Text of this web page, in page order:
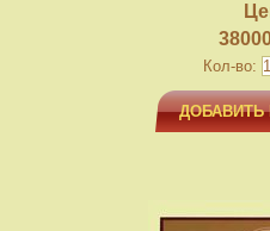
Кол-во:
ДОБАВИТЬ